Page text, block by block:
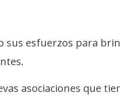
sus esfuerzos para
asociaciones que